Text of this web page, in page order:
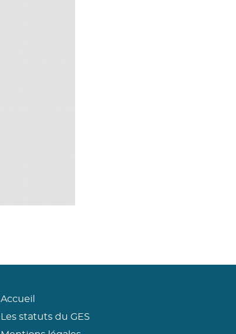
Accueil
Les statuts du GES